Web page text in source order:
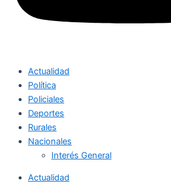
Actualidad
Política
Policiales
Deportes
Rurales
Nacionales
Interés General
Actualidad